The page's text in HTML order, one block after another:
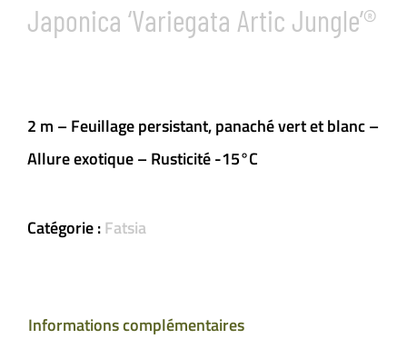
Japonica ‘Variegata Artic Jungle’®
2 m – Feuillage persistant, panaché vert et blanc –
Allure exotique – Rusticité -15°C
Catégorie :Fatsia
Informations complémentaires